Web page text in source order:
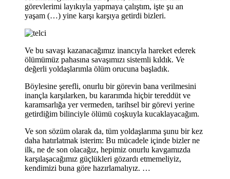
görevlerimi layıkıyla yapmaya çalıştım, işte şu an
yaşam (…) yine karşı karşıya getirdi bizleri.
Ve bu savaşı kazanacağımız inancıyla hareket ederek
ölümümüz pahasına savaşımızı sistemli kıldık. Ve
değerli yoldaşlarımla ölüm orucuna başladık.
Böylesine şerefli, onurlu bir görevin bana verilmesini
inançla karşılarken, bu kararımda hiçbir tereddüt ve
karamsarlığa yer vermeden, tarihsel bir görevi yerine
getirdiğim bilinciyle ölümü coşkuyla kucaklayacağım.
Ve son sözüm olarak da, tüm yoldaşlarıma şunu bir kez
daha hatırlatmak isterim: Bu mücadele içinde bizler ne
ilk, ne de son olacağız, hepimiz onurlu kavgamızda
karşılaşacağımız güçlükleri gözardı etmemeliyiz,
kendimizi buna göre hazırlamalıyız. …